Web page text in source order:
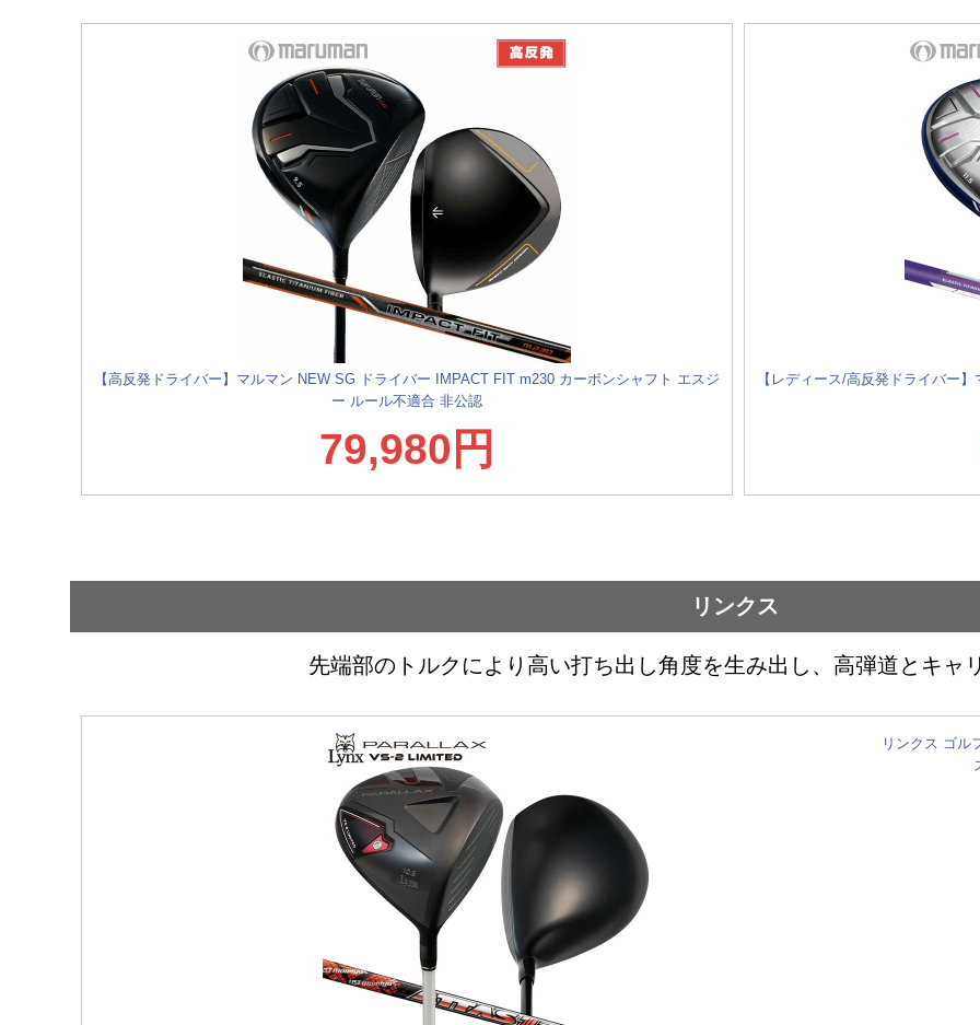
【高反発ドライバー】マルマン NEW SG ドライバー IMPACT FIT m230 カーボンシャフト エスジ
ー ルール不適合 非公認
79,980円
【レディース/高反発ドライバー
リンクス
先端部のトルクにより高い打ち出し角度を生み出し、高弾道とキャ
リンクス ゴル